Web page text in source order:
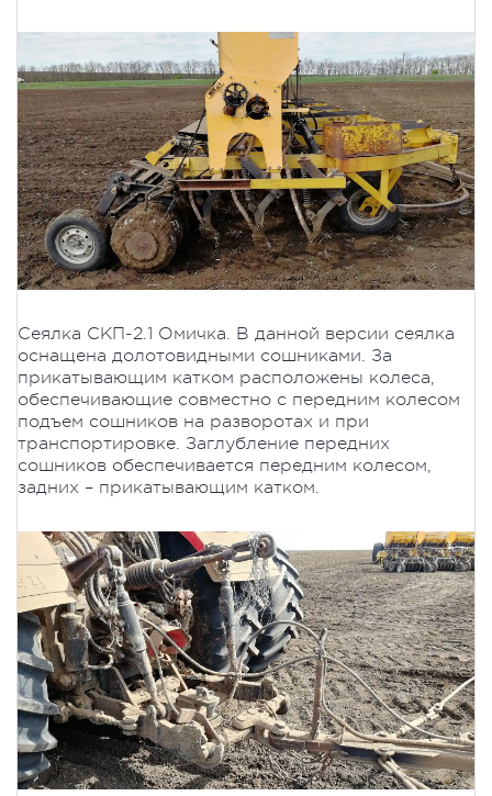
Сеялка СКП-2.1 Омичка. В данной версии сеялка
оснащена долотовидными сошниками. За
прикатывающим катком расположены колеса,
обеспечивающие совместно с передним колесом
подъем сошников на разворотах и при
транспортировке. Заглубление передних
сошников обеспечивается передним колесом,
задних – прикатывающим катком.